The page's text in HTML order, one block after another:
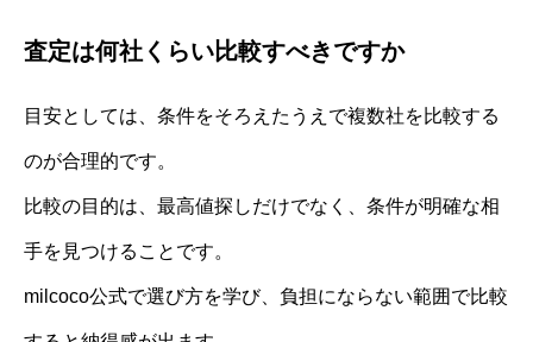
査定は何社くらい比較すべきですか
目安としては、条件をそろえたうえで複数社を比較する
のが合理的です。
比較の目的は、最高値探しだけでなく、条件が明確な相
手を見つけることです。
milcoco公式で選び方を学び、負担にならない範囲で比較